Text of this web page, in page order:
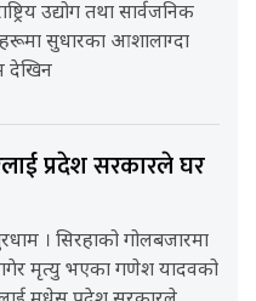
उद्योग तथा सार्वजनिक
सुधारका आशालाग्दा
देखिन
प्रदेश सरकारले घर
। सिरहाको गोलबजारमा
मृत्यु भएका गणेश यादवको